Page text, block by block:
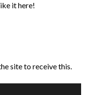
it here!
site to receive this.